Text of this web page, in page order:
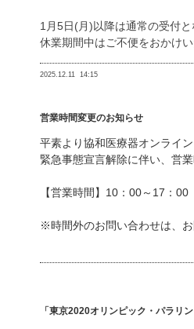
1月5日(月)以降は通常の受付と
休業期間中はご不便をおかけ
2025.12.11 14:15
営業時間変更のお知らせ
平素より協和医療器オンライ
緊急事態宣言解除に伴い、営
【営業時間】10：00～17：00
※時間外のお問い合わせは、
「東京2020オリンピック・パラリ